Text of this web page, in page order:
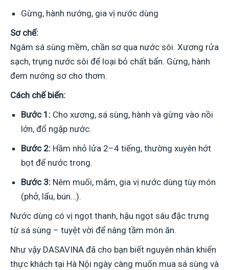
Gừng, hành nướng, gia vị nước dùng
Sơ chế:
Ngâm sá sùng mềm, chần sơ qua nước sôi. Xương rửa
sạch, trụng nước sôi để loại bỏ chất bẩn. Gừng, hành
đem nướng sơ cho thơm.
Cách chế biến:
Bước 1: Cho xương, sá sùng, hành và gừng vào nồi
lớn, đổ ngập nước.
Bước 2: Hầm nhỏ lửa 2–4 tiếng, thường xuyên hớt
bọt để nước trong.
Bước 3: Nêm muối, mắm, gia vị nước dùng tùy món
(phở, lẩu, bún…).
Nước dùng có vị ngọt thanh, hậu ngọt sâu đặc trưng
từ sá sùng – tuyệt vời để nâng tầm món ăn.
Như vậy DASAVINA đã cho bạn biết nguyên nhân khiến
thực khách tại Hà Nội ngày càng muốn mua sá sùng và